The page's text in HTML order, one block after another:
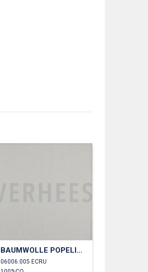
BAUMWOLLE POPELINE
06006.005 ECRU